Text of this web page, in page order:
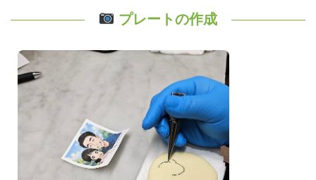
プレートの作成